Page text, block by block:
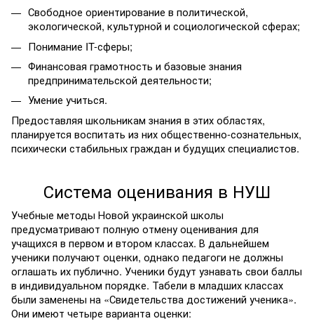
Свободное ориентирование в политической,
экологической, культурной и социологической сферах;
Понимание IT-сферы;
Финансовая грамотность и базовые знания
предпринимательской деятельности;
Умение учиться.
Предоставляя школьникам знания в этих областях,
планируется воспитать из них общественно-сознательных,
психически стабильных граждан и будущих специалистов.
Система оценивания в НУШ
Учебные методы Новой украинской школы
предусматривают полную отмену оценивания для
учащихся в первом и втором классах. В дальнейшем
ученики получают оценки, однако педагоги не должны
оглашать их публично. Ученики будут узнавать свои баллы
в индивидуальном порядке. Табели в младших классах
были заменены на «Свидетельства достижений ученика».
Они имеют четыре варианта оценки: